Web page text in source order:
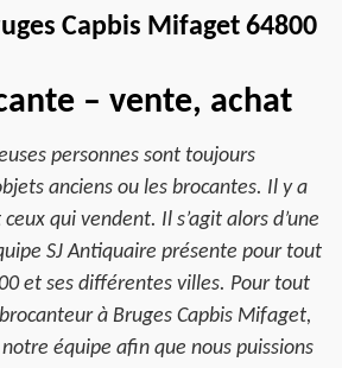
Capbis Mifaget 64800
– vente, achat
personnes sont toujours
anciens ou les brocantes. Il y a
qui vendent. Il s’agit alors d’une
SJ Antiquaire présente pour tout
et ses différentes villes. Pour tout
à Bruges Capbis Mifaget,
équipe afin que nous puissions